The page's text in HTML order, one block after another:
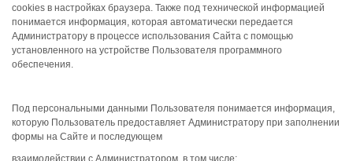
cookies в настройках браузера. Также под технической информацией
понимается информация, которая автоматически передается
Администратору в процессе использования Сайта с помощью
установленного на устройстве Пользователя программного
обеспечения.
Под персональными данными Пользователя понимается информация,
которую Пользователь предоставляет Администратору при заполнении
формы на Сайте и последующем
взаимодействии с Администратором, в том числе: